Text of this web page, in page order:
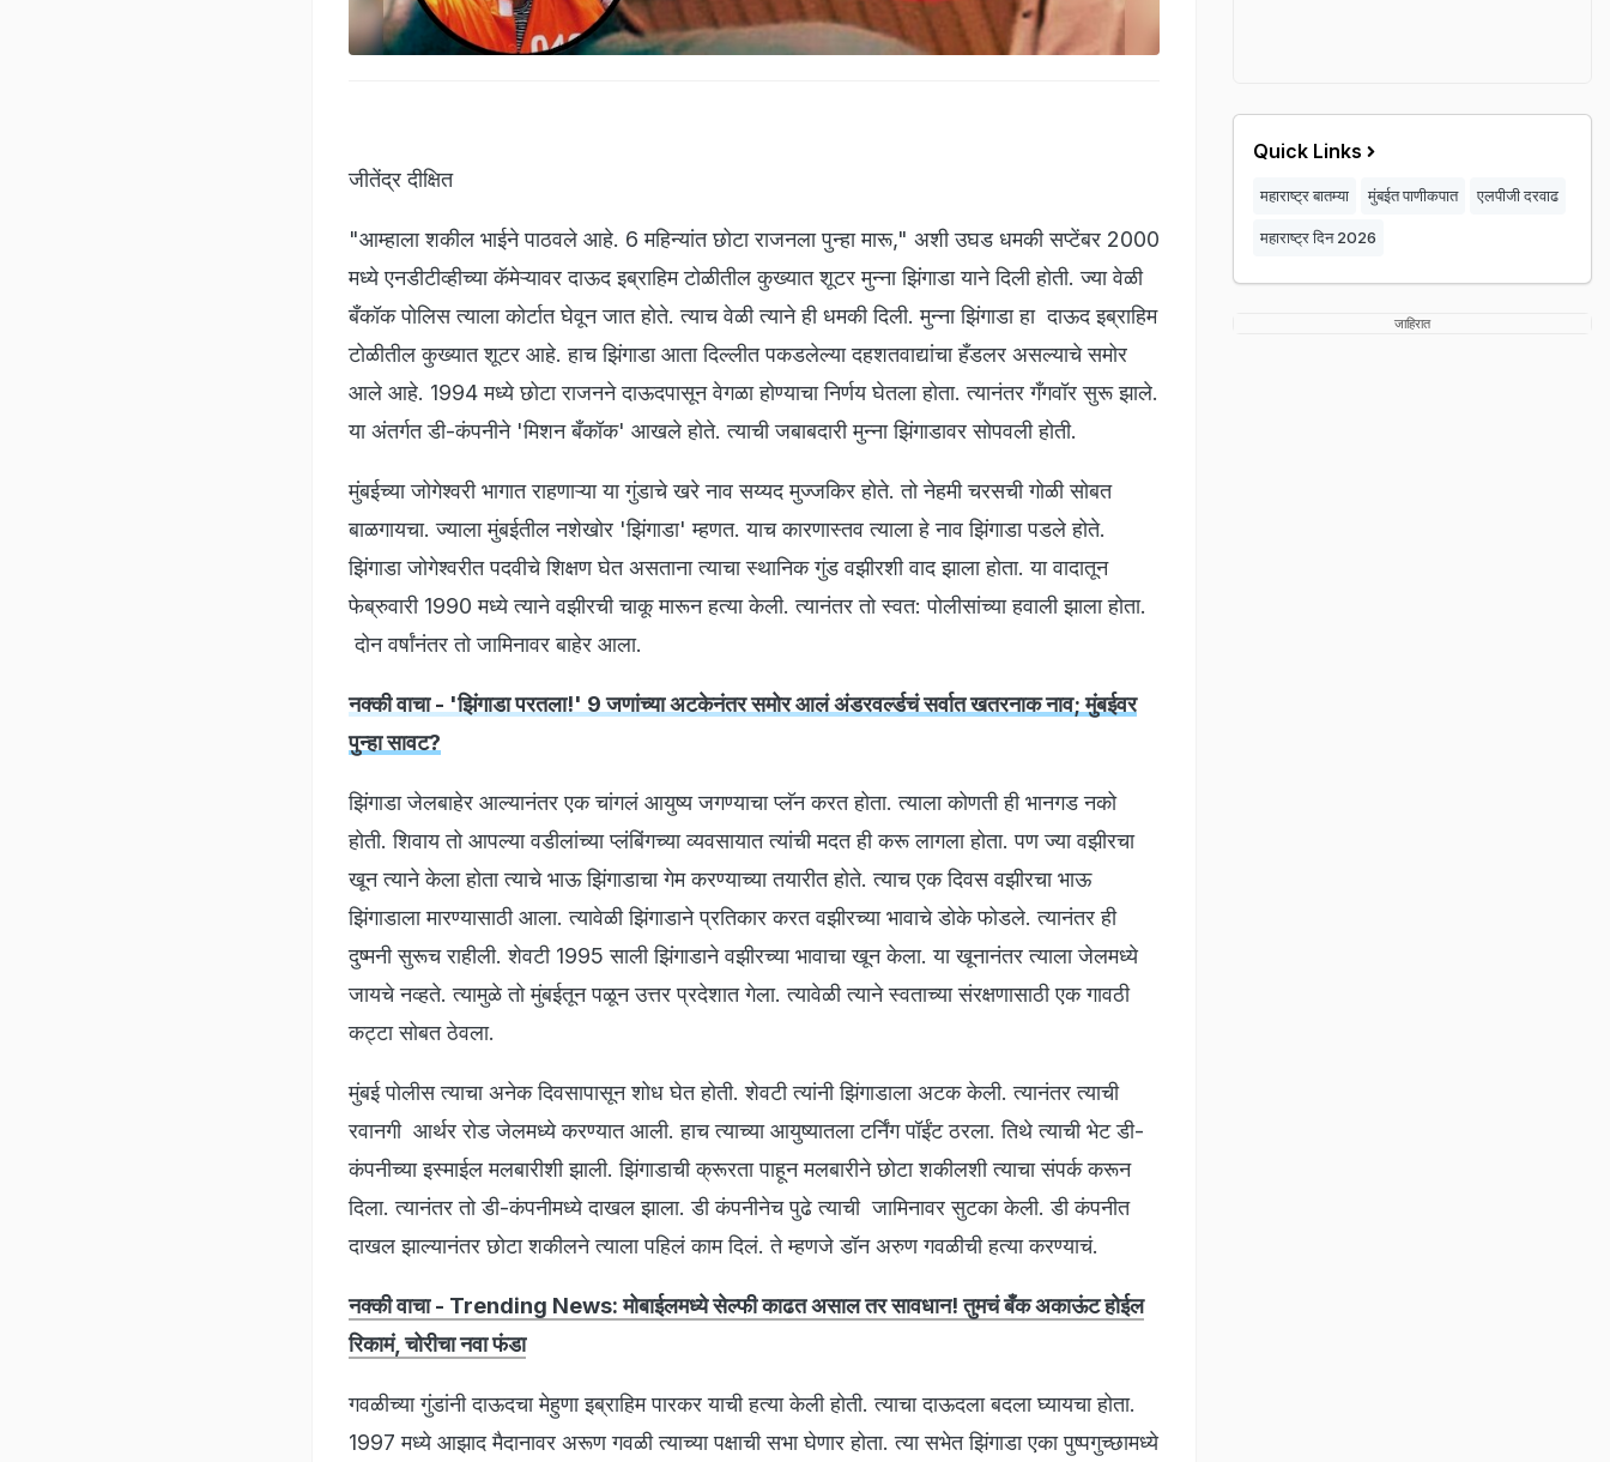
जीतेंद्र दीक्षित
"आम्हाला शकील भाईने पाठवले आहे. 6 महिन्यांत छोटा राजनला पुन्हा मारू," अशी उघड धमकी सप्टेंबर 2000
मध्ये एनडीटीव्हीच्या कॅमेऱ्यावर दाऊद इब्राहिम टोळीतील कुख्यात शूटर मुन्ना झिंगाडा याने दिली होती. ज्या वेळी
बँकॉक पोलिस त्याला कोर्टात घेवून जात होते. त्याच वेळी त्याने ही धमकी दिली. मुन्ना झिंगाडा हा दाऊद इब्राहिम
टोळीतील कुख्यात शूटर आहे. हाच झिंगाडा आता दिल्लीत पकडलेल्या दहशतवाद्यांचा हँडलर असल्याचे समोर
आले आहे. 1994 मध्ये छोटा राजनने दाऊदपासून वेगळा होण्याचा निर्णय घेतला होता. त्यानंतर गँगवॉर सुरू झाले.
या अंतर्गत डी-कंपनीने 'मिशन बँकॉक' आखले होते. त्याची जबाबदारी मुन्ना झिंगाडावर सोपवली होती.
​मुंबईच्या जोगेश्वरी भागात राहणाऱ्या या गुंडाचे खरे नाव सय्यद मुज्जकिर होते. तो नेहमी चरसची गोळी सोबत
बाळगायचा. ज्याला मुंबईतील नशेखोर 'झिंगाडा' म्हणत. याच कारणास्तव त्याला हे नाव झिंगाडा पडले होते.
झिंगाडा जोगेश्वरीत पदवीचे शिक्षण घेत असताना त्याचा स्थानिक गुंड वझीरशी वाद झाला होता. या वादातून
फेब्रुवारी 1990 मध्ये त्याने वझीरची चाकू मारून हत्या केली. त्यानंतर तो स्वत: पोलीसांच्या हवाली झाला होता.
दोन वर्षांनंतर तो जामिनावर बाहेर आला.
नक्की वाचा - 'झिंगाडा परतला!' 9 जणांच्या अटकेनंतर समोर आलं अंडरवर्ल्डचं सर्वात खतरनाक नाव; मुंबईवर
पुन्हा सावट?
झिंगाडा जेलबाहेर आल्यानंतर एक चांगलं आयुष्य जगण्याचा प्लॅन करत होता. त्याला कोणती ही भानगड नको
होती. शिवाय तो आपल्या वडीलांच्या प्लंबिंगच्या व्यवसायात त्यांची मदत ही करू लागला होता. पण ज्या वझीरचा
खून त्याने केला होता त्याचे भाऊ झिंगाडाचा गेम करण्याच्या तयारीत होते. त्याच एक दिवस वझीरचा भाऊ
झिंगाडाला मारण्यासाठी आला. त्यावेळी झिंगाडाने प्रतिकार करत वझीरच्या भावाचे डोके फोडले. त्यानंतर ही
दुष्मनी सुरूच राहीली. शेवटी 1995 साली झिंगाडाने वझीरच्या भावाचा खून केला. या खूनानंतर त्याला जेलमध्ये
जायचे नव्हते. त्यामुळे तो मुंबईतून पळून उत्तर प्रदेशात गेला. त्यावेळी त्याने स्वताच्या संरक्षणासाठी एक गावठी
कट्टा सोबत ठेवला.
मुंबई पोलीस त्याचा अनेक दिवसापासून शोध घेत होती. शेवटी त्यांनी झिंगाडाला अटक केली. त्यानंतर त्याची
रवानगी आर्थर रोड जेलमध्ये करण्यात आली. हाच त्याच्या आयुष्यातला टर्निंग पॉईंट ठरला. तिथे त्याची भेट डी-
कंपनीच्या इस्माईल मलबारीशी झाली. झिंगाडाची क्रूरता पाहून मलबारीने छोटा शकीलशी त्याचा संपर्क करून
दिला. त्यानंतर तो डी-कंपनीमध्ये दाखल झाला. डी कंपनीनेच पुढे त्याची जामिनावर सुटका केली. डी कंपनीत
दाखल झाल्यानंतर छोटा शकीलने त्याला पहिलं काम दिलं. ते म्हणजे डॉन अरुण गवळीची हत्या करण्याचं.
नक्की वाचा - Trending News: मोबाईलमध्ये सेल्फी काढत असाल तर सावधान! तुमचं बँक अकाऊंट होईल
रिकामं, चोरीचा नवा फंडा
गवळीच्या गुंडांनी दाऊदचा मेहुणा इब्राहिम पारकर याची हत्या केली होती. त्याचा दाऊदला बदला घ्यायचा होता.
1997 मध्ये आझाद मैदानावर अरूण गवळी त्याच्या पक्षाची सभा घेणार होता. त्या सभेत झिंगाडा एका पुष्पगुच्छामध्ये
Quick Links
महाराष्ट्र बातम्या मुंबईत पाणीकपात एलपीजी दरवाढ
महाराष्ट्र दिन 2026
जाहिरात